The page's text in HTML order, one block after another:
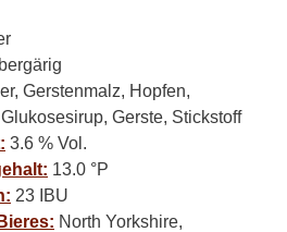
Gerstenmalz, Hopfen,
Gerste, Stickstoff
3.6 % Vol.
13.0 °P
23 IBU
North Yorkshire,